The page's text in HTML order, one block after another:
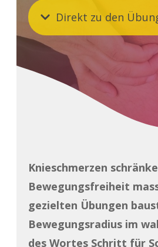
Direkt zu den
Knieschmerzen
Bewegungsfreiheit
gezielten Übungen
Bewegungsradius im
des Wortes Schritt für